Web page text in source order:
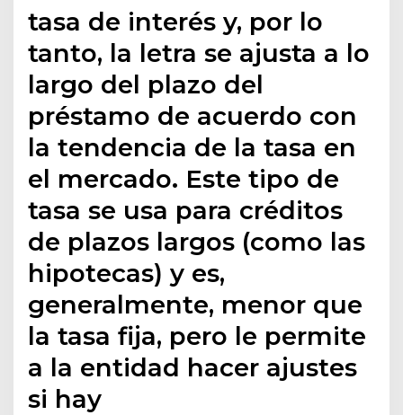
tasa de interés y, por lo
tanto, la letra se ajusta a lo
largo del plazo del
préstamo de acuerdo con
la tendencia de la tasa en
el mercado. Este tipo de
tasa se usa para créditos
de plazos largos (como las
hipotecas) y es,
generalmente, menor que
la tasa fija, pero le permite
a la entidad hacer ajustes
si hay